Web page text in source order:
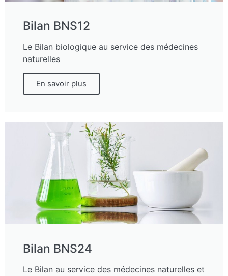
Bilan BNS12
Le Bilan biologique au service des médecines
naturelles
En savoir plus
Bilan BNS24
Le Bilan au service des médecines naturelles et